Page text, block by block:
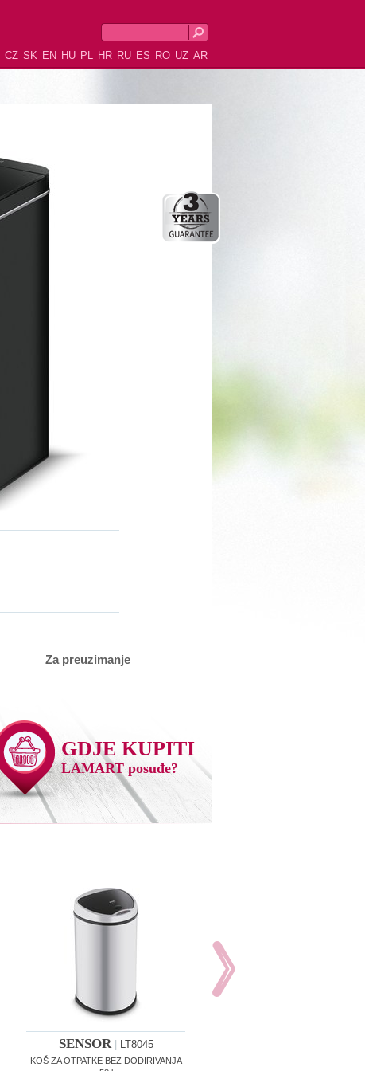
CZ SK EN HU PL HR RU ES RO UZ AR
Za preuzimanje
GDJE KUPITI
LAMART posuđe?
SENSOR| LT8045
KOŠ ZA OTPATKE BEZ DODIRIVANJA